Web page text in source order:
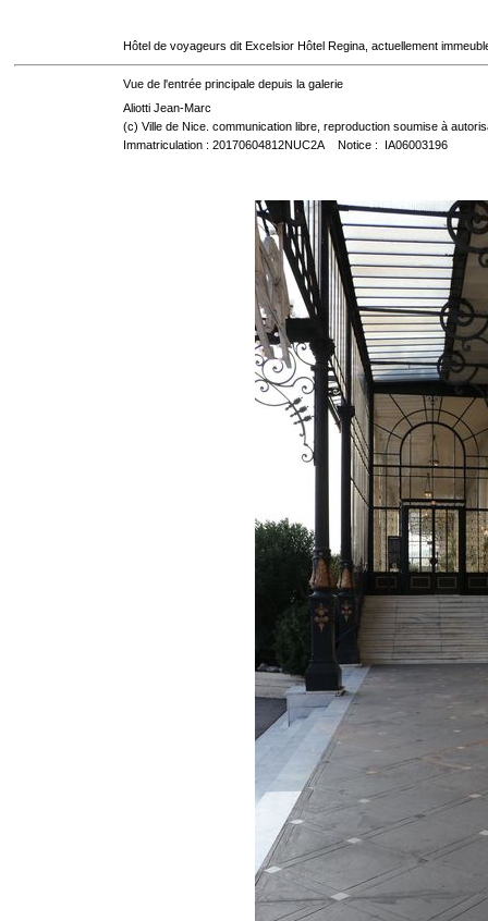
Hôtel de voyageurs dit Excelsior Hôtel Regina, actuellement
Vue de l'entrée principale depuis la galerie
Aliotti Jean-Marc
(c) Ville de Nice. communication libre, reproduction soumise à
Immatriculation : 20170604812NUC2A Notice : IA06003196